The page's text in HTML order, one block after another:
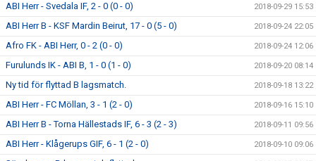
ABI Herr - Svedala IF, 2 - 0 (0 - 0) 2018-09-29 15:53
ABI Herr B - KSF Mardin Beirut, 17 - 0 (5 - 0) 2018-09-24 22:05
Afro FK - ABI Herr, 0 - 2 (0 - 0) 2018-09-24 12:06
Furulunds IK - ABI B, 1 - 0 (1 - 0) 2018-09-20 08:14
Ny tid för flyttad B lagsmatch. 2018-09-18 13:22
ABI Herr - FC Möllan, 3 - 1 (2 - 0) 2018-09-16 15:10
ABI Herr B - Torna Hällestads IF, 6 - 3 (2 - 3) 2018-09-11 09:56
ABI Herr - Klågerups GIF, 6 - 1 (2 - 0) 2018-09-10 09:06